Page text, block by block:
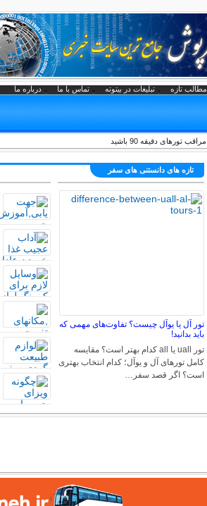
مطالب تازه تبلیغات در بیتوته تماس با ما درباره ما
مراقب تورهای دقیقه‌ 90 باشید
تازه های دانستنی های سفر
تور آل یا یوآل چیست؟ تفاوت‌های مهمی که
باید بدانید!
تور uall یا all کدام بهتر است؟ مقایسه
کامل تورهای آل و یوآل؛ کدام انتخاب بهتری
است؟ اگر قصد سفر…